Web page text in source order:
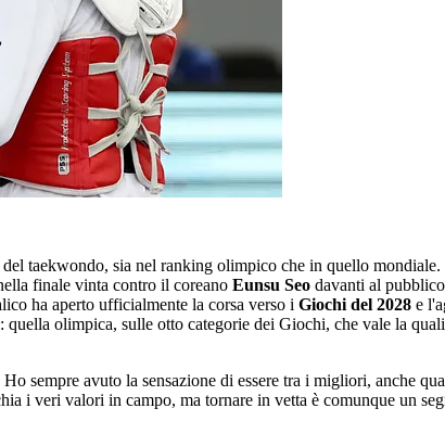
taekwondo, sia nel ranking olimpico che in quello
finale vinta contro il coreano Eunsu Seo davanti al
ha aperto ufficialmente la corsa verso i Giochi del 2028 e
olimpica, sulle otto categorie dei Giochi, che vale la
sempre avuto la sensazione di essere tra i migliori, anche
i veri valori in campo, ma tornare in vetta è comunque un